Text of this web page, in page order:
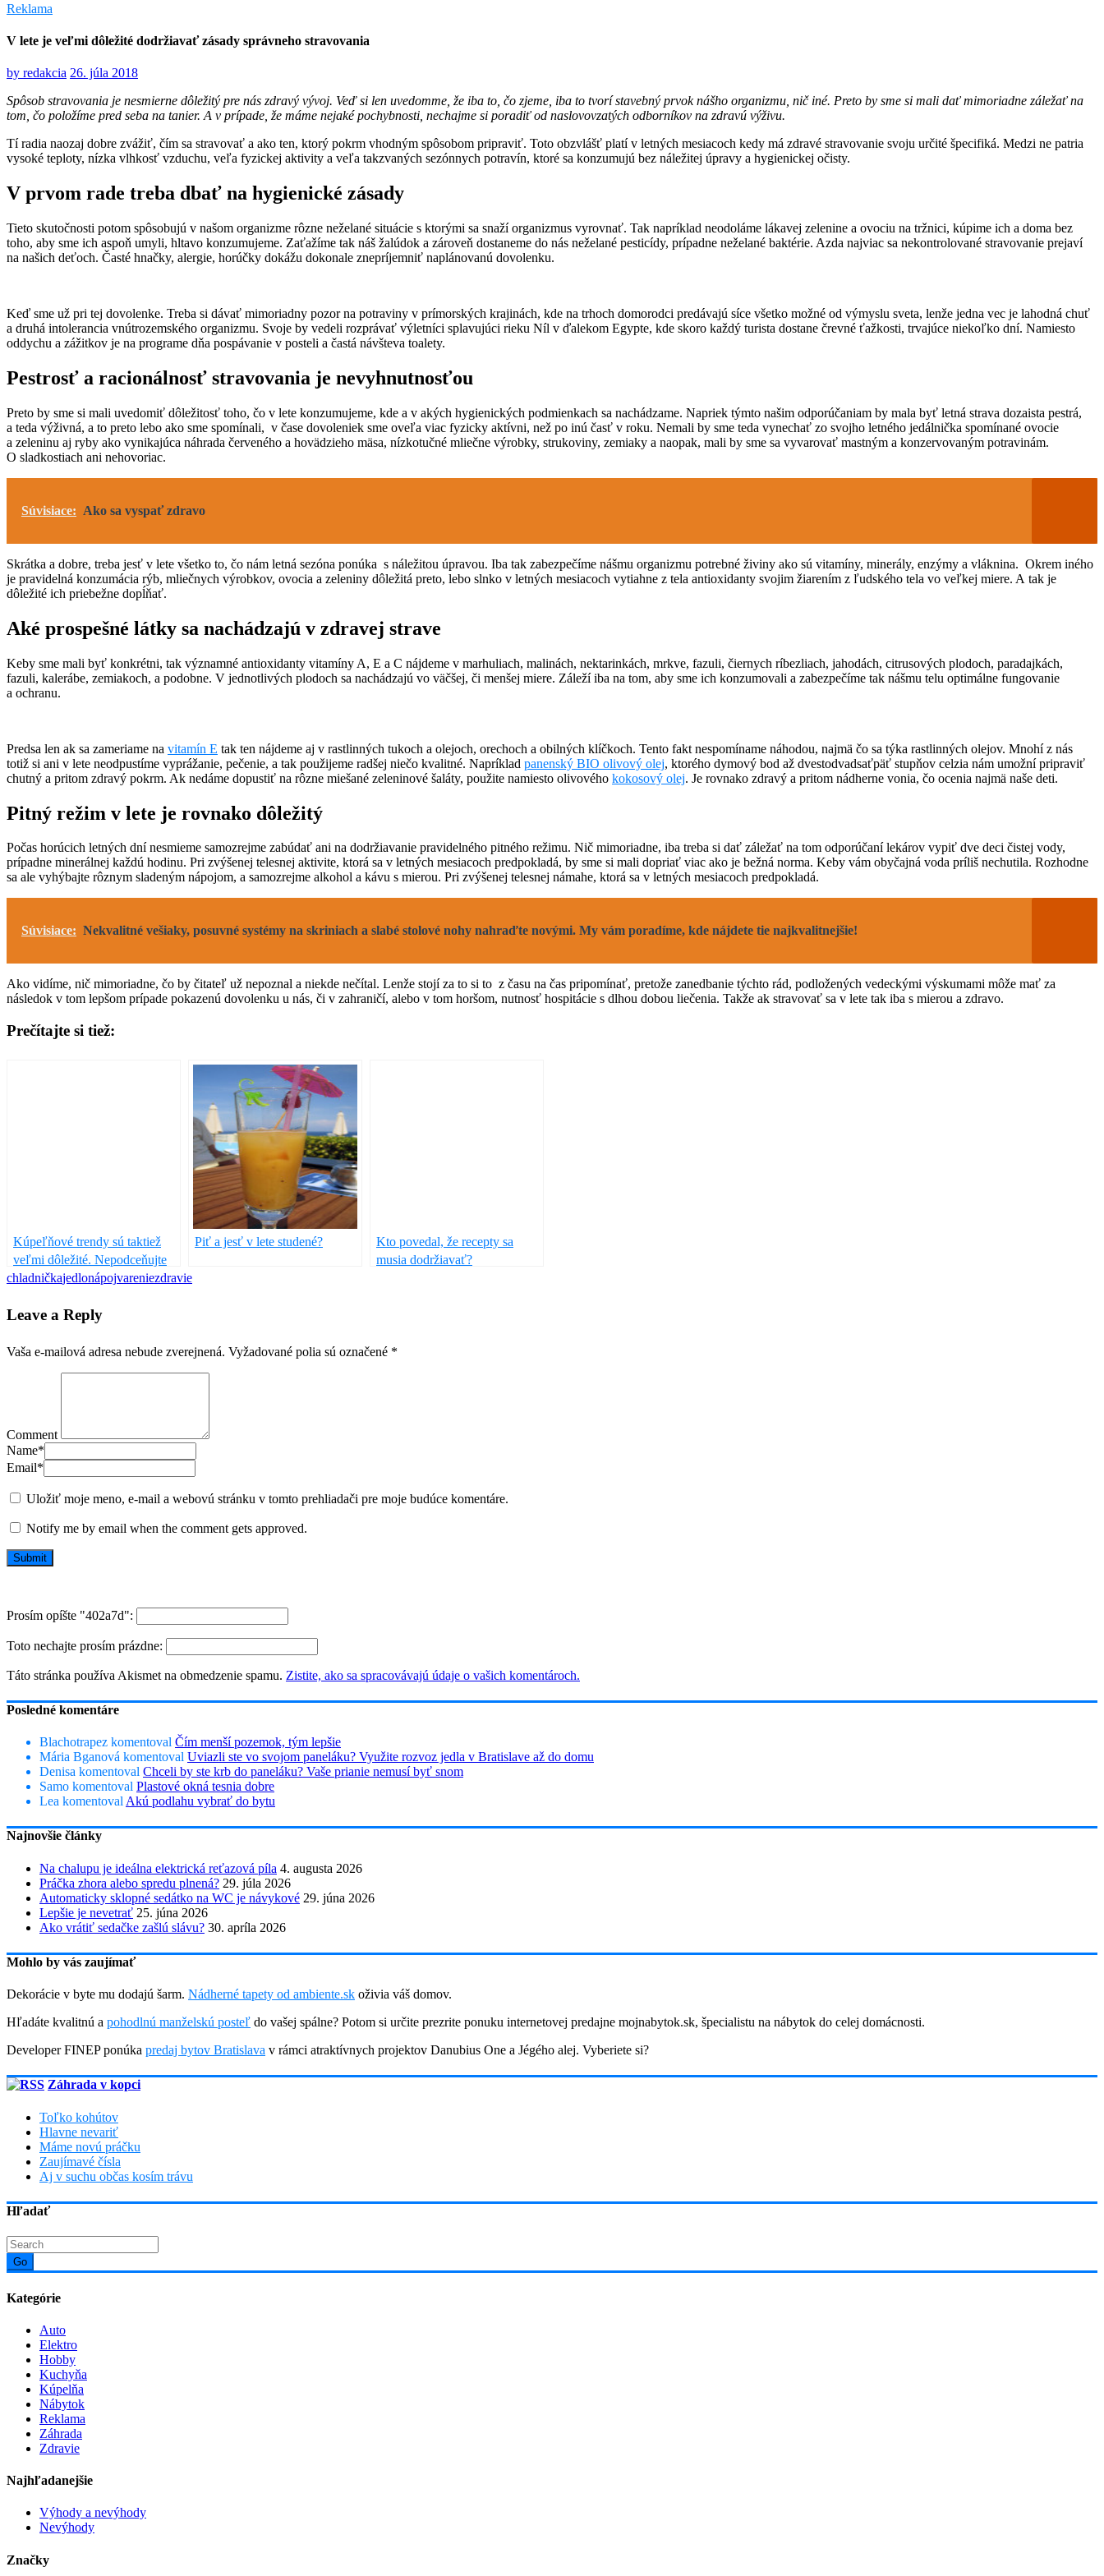
Reklama
V lete je veľmi dôležité dodržiavať zásady správneho stravovania
by redakcia 26. júla 2018
Spôsob stravovania je nesmierne dôležitý pre nás zdravý vývoj. Veď si len uvedomme, že iba to, čo zjeme, iba to tvorí stavebný prvok nášho organizmu, nič iné. Preto by sme si mali dať mimoriadne záležať na
tom, čo položíme pred seba na tanier. A v prípade, že máme nejaké pochybnosti, nechajme si poradiť od naslovovzatých odborníkov na zdravú výživu.
Tí radia naozaj dobre zvážiť, čím sa stravovať a ako ten, ktorý pokrm vhodným spôsobom pripraviť. Toto obzvlášť platí v letných mesiacoch kedy má zdravé stravovanie svoju určité špecifiká. Medzi ne patria
vysoké teploty, nízka vlhkosť vzduchu, veľa fyzickej aktivity a veľa takzvaných sezónnych potravín, ktoré sa konzumujú bez náležitej úpravy a hygienickej očisty.
V prvom rade treba dbať na hygienické zásady
Tieto skutočnosti potom spôsobujú v našom organizme rôzne neželané situácie s ktorými sa snaží organizmus vyrovnať. Tak napríklad neodoláme lákavej zelenine a ovociu na tržnici, kúpime ich a doma bez
toho, aby sme ich aspoň umyli, hltavo konzumujeme. Zaťažíme tak náš žalúdok a zároveň dostaneme do nás neželané pesticídy, prípadne neželané baktérie. Azda najviac sa nekontrolované stravovanie prejaví
na našich deťoch. Časté hnačky, alergie, horúčky dokážu dokonale znepríjemniť naplánovanú dovolenku.
Keď sme už pri tej dovolenke. Treba si dávať mimoriadny pozor na potraviny v prímorských krajinách, kde na trhoch domorodci predávajú síce všetko možné od výmyslu sveta, lenže jedna vec je lahodná chuť
a druhá intolerancia vnútrozemského organizmu. Svoje by vedeli rozprávať výletníci splavujúci rieku Níl v ďalekom Egypte, kde skoro každý turista dostane črevné ťažkosti, trvajúce niekoľko dní. Namiesto
oddychu a zážitkov je na programe dňa pospávanie v posteli a častá návšteva toalety.
Pestrosť a racionálnosť stravovania je nevyhnutnosťou
Preto by sme si mali uvedomiť dôležitosť toho, čo v lete konzumujeme, kde a v akých hygienických podmienkach sa nachádzame. Napriek týmto našim odporúčaniam by mala byť letná strava dozaista pestrá,
a teda výživná, a to preto lebo ako sme spomínali, v čase dovoleniek sme oveľa viac fyzicky aktívni, než po inú časť v roku. Nemali by sme teda vynechať zo svojho letného jedálnička spomínané ovocie
a zeleninu aj ryby ako vynikajúca náhrada červeného a hovädzieho mäsa, nízkotučné mliečne výrobky, strukoviny, zemiaky a naopak, mali by sme sa vyvarovať mastným a konzervovaným potravinám.
O sladkostiach ani nehovoriac.
Súvisiace: Ako sa vyspať zdravo
Skrátka a dobre, treba jesť v lete všetko to, čo nám letná sezóna ponúka s náležitou úpravou. Iba tak zabezpečíme nášmu organizmu potrebné živiny ako sú vitamíny, minerály, enzýmy a vláknina. Okrem iného
je pravidelná konzumácia rýb, mliečnych výrobkov, ovocia a zeleniny dôležitá preto, lebo slnko v letných mesiacoch vytiahne z tela antioxidanty svojim žiarením z ľudského tela vo veľkej miere. A tak je
dôležité ich priebežne dopĺňať.
Aké prospešné látky sa nachádzajú v zdravej strave
Keby sme mali byť konkrétni, tak významné antioxidanty vitamíny A, E a C nájdeme v marhuliach, malinách, nektarinkách, mrkve, fazuli, čiernych ríbezliach, jahodách, citrusových plodoch, paradajkách,
fazuli, kalerábe, zemiakoch, a podobne. V jednotlivých plodoch sa nachádzajú vo väčšej, či menšej miere. Záleží iba na tom, aby sme ich konzumovali a zabezpečíme tak nášmu telu optimálne fungovanie
a ochranu.
Predsa len ak sa zameriame na vitamín E tak ten nájdeme aj v rastlinných tukoch a olejoch, orechoch a obilných klíčkoch. Tento fakt nespomíname náhodou, najmä čo sa týka rastlinných olejov. Mnohí z nás
totiž si ani v lete neodpustíme vyprážanie, pečenie, a tak použijeme radšej niečo kvalitné. Napríklad panenský BIO olivový olej, ktorého dymový bod až dvestodvadsaťpäť stupňov celzia nám umožní pripraviť
chutný a pritom zdravý pokrm. Ak nedáme dopustiť na rôzne miešané zeleninové šaláty, použite namiesto olivového kokosový olej. Je rovnako zdravý a pritom nádherne vonia, čo ocenia najmä naše deti.
Pitný režim v lete je rovnako dôležitý
Počas horúcich letných dní nesmieme samozrejme zabúdať ani na dodržiavanie pravidelného pitného režimu. Nič mimoriadne, iba treba si dať záležať na tom odporúčaní lekárov vypiť dve deci čistej vody,
prípadne minerálnej každú hodinu. Pri zvýšenej telesnej aktivite, ktorá sa v letných mesiacoch predpokladá, by sme si mali dopriať viac ako je bežná norma. Keby vám obyčajná voda príliš nechutila. Rozhodne
sa ale vyhýbajte rôznym sladeným nápojom, a samozrejme alkohol a kávu s mierou. Pri zvýšenej telesnej námahe, ktorá sa v letných mesiacoch predpokladá.
Súvisiace: Nekvalitné vešiaky, posuvné systémy na skriniach a slabé stolové nohy nahraďte novými. My vám poradíme, kde nájdete tie najkvalitnejšie!
Ako vidíme, nič mimoriadne, čo by čitateľ už nepoznal a niekde nečítal. Lenže stojí za to si to z času na čas pripomínať, pretože zanedbanie týchto rád, podložených vedeckými výskumami môže mať za
následok v tom lepšom prípade pokazenú dovolenku u nás, či v zahraničí, alebo v tom horšom, nutnosť hospitácie s dlhou dobou liečenia. Takže ak stravovať sa v lete tak iba s mierou a zdravo.
Prečítajte si tiež:
Kúpeľňové trendy sú taktiež
veľmi dôležité. Nepodceňujte
túto miestnosť!
Piť a jesť v lete studené?
Kto povedal, že recepty sa
musia dodržiavať?
chladničkajedlonápojvareniezdravie
Leave a Reply
Vaša e-mailová adresa nebude zverejnená. Vyžadované polia sú označené *
Comment
Name*
Email*
Uložiť moje meno, e-mail a webovú stránku v tomto prehliadači pre moje budúce komentáre.
Notify me by email when the comment gets approved.
Prosím opíšte "402a7d":
Toto nechajte prosím prázdne:
Táto stránka používa Akismet na obmedzenie spamu. Zistite, ako sa spracovávajú údaje o vašich komentároch.
Posledné komentáre
Blachotrapez komentoval Čím menší pozemok, tým lepšie
Mária Bganová komentoval Uviazli ste vo svojom paneláku? Využite rozvoz jedla v Bratislave až do domu
Denisa komentoval Chceli by ste krb do paneláku? Vaše prianie nemusí byť snom
Samo komentoval Plastové okná tesnia dobre
Lea komentoval Akú podlahu vybrať do bytu
Najnovšie články
Na chalupu je ideálna elektrická reťazová píla 4. augusta 2026
Práčka zhora alebo spredu plnená? 29. júla 2026
Automaticky sklopné sedátko na WC je návykové 29. júna 2026
Lepšie je nevetrať 25. júna 2026
Ako vrátiť sedačke zašlú slávu? 30. apríla 2026
Mohlo by vás zaujímať
Dekorácie v byte mu dodajú šarm. Nádherné tapety od ambiente.sk oživia váš domov.
Hľadáte kvalitnú a pohodlnú manželskú posteľ do vašej spálne? Potom si určite prezrite ponuku internetovej predajne mojnabytok.sk, špecialistu na nábytok do celej domácnosti.
Developer FINEP ponúka predaj bytov Bratislava v rámci atraktívnych projektov Danubius One a Jégého alej. Vyberiete si?
Záhrada v kopci
Toľko kohútov
Hlavne nevariť
Máme novú práčku
Zaujímavé čísla
Aj v suchu občas kosím trávu
Hľadať
Go
Kategórie
Auto
Elektro
Hobby
Kuchyňa
Kúpelňa
Nábytok
Reklama
Záhrada
Zdravie
Najhľadanejšie
Výhody a nevýhody
Nevýhody
Značky